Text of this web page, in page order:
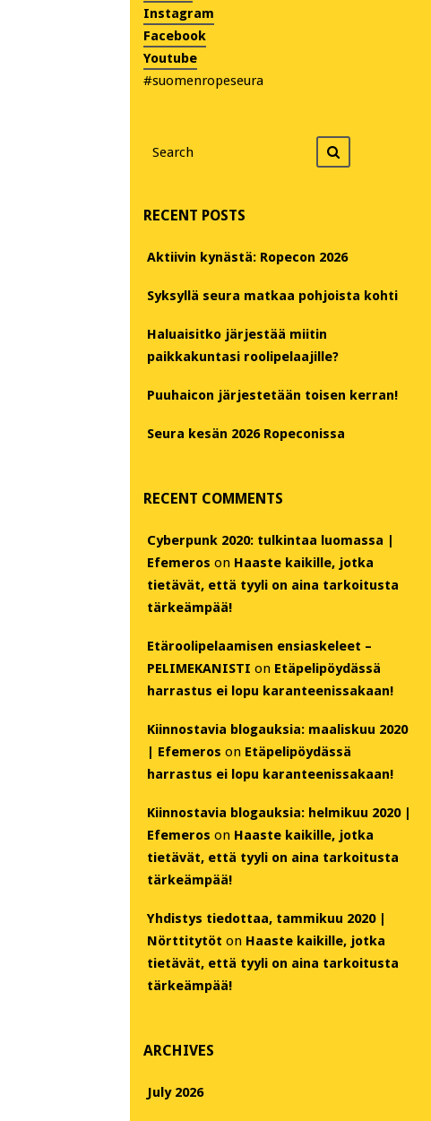
Instagram
Facebook
Youtube
#suomenropeseura
for
RECENT POSTS
Aktiivin kynästä: Ropecon 2026
Syksyllä seura matkaa pohjoista kohti
Haluaisitko järjestää miitin
paikkakuntasi roolipelaajille?
Puuhaicon järjestetään toisen kerran!
Seura kesän 2026 Ropeconissa
RECENT COMMENTS
Cyberpunk 2020: tulkintaa luomassa |
Efemeros on Haaste kaikille, jotka
tietävät, että tyyli on aina tarkoitusta
tärkeämpää!
Etäroolipelaamisen ensiaskeleet –
PELIMEKANISTI on Etäpelipöydässä
harrastus ei lopu karanteenissakaan!
Kiinnostavia blogauksia: maaliskuu 2020
| Efemeros on Etäpelipöydässä
harrastus ei lopu karanteenissakaan!
Kiinnostavia blogauksia: helmikuu 2020 |
Efemeros on Haaste kaikille, jotka
tietävät, että tyyli on aina tarkoitusta
tärkeämpää!
Yhdistys tiedottaa, tammikuu 2020 |
Nörttitytöt on Haaste kaikille, jotka
tietävät, että tyyli on aina tarkoitusta
tärkeämpää!
ARCHIVES
July 2026